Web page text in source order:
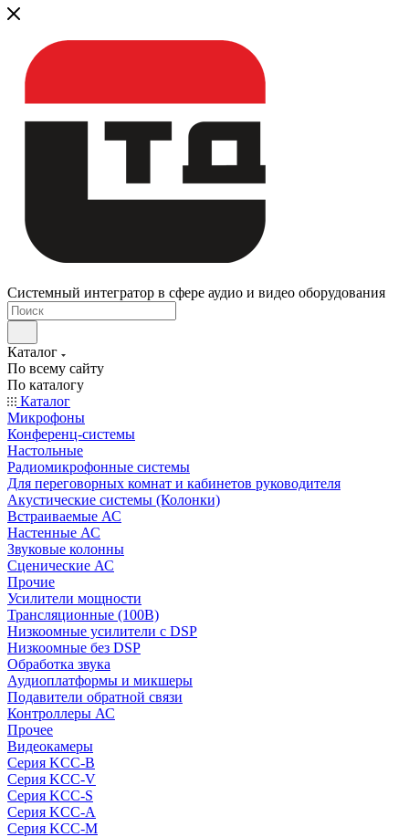
Системный интегратор в сфере аудио и видео оборудования
Каталог
По всему сайту
По каталогу
Каталог
Микрофоны
Конференц-системы
Настольные
Радиомикрофонные системы
Для переговорных комнат и кабинетов руководителя
Акустические системы (Колонки)
Встраиваемые АС
Настенные АС
Звуковые колонны
Сценические АС
Прочие
Усилители мощности
Трансляционные (100В)
Низкоомные усилители с DSP
Низкоомные без DSP
Обработка звука
Аудиоплатформы и микшеры
Подавители обратной связи
Контроллеры АС
Прочее
Видеокамеры
Серия KCC-B
Серия KCC-V
Серия KCC-S
Серия KCC-A
Серия KCC-M